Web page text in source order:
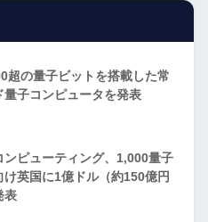
超の量子ビットを搭載した常
量子コンピュータを発表
ンピューティング、1,000量子
け英国に1億ドル（約150億円
表